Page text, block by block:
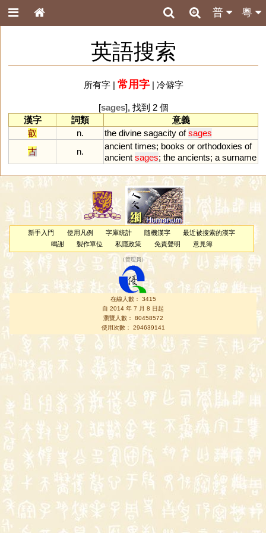
粵
普
英語搜索
所有字| 常用字| 冷僻字
[sages], 找到 2 個
漢字
詞類
意義
叡
n. the divine sagacity of sages
古
n.
ancient times; books or orthodoxies of
ancient sages; the ancients; a surname
新手入門 使用凡例 字庫統計 隨機漢字
最近被搜索的漢字
鳴謝
製作單位 私隱政策 免責聲明 意見簿
（管理員 ）
在線人數： 3415
自 2014 年 7 月 8 日起
瀏覽人數： 80458572
使用次數： 294639141